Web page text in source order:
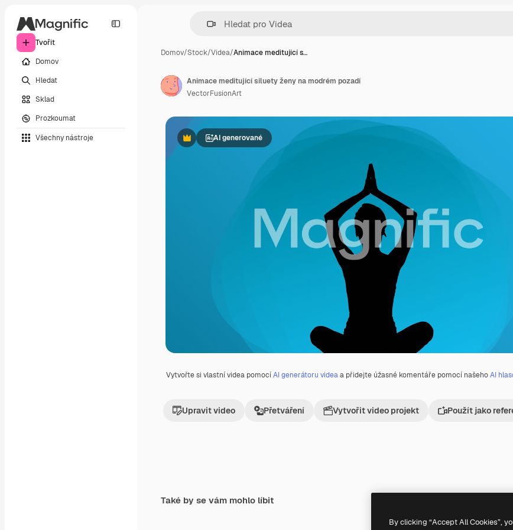
Tvořit
Domov
Hledat
Sklad
Prozkoumat
Všechny nástroje
Domov/Stock/Videa/Animace meditující s…
PremiumAI generované
Vytvořte si vlastní videa pomocíAI generátoru videaa přidejte úžasné komentáře pomocí našehoAI
Upravit video Přetváření Vytvořit video projekt Použít jako
Animace meditující siluety ženy na modrém pozadí
VectorFusionArt
Také by se vám mohlo líbit
By clicking “Accept All Cookies”,